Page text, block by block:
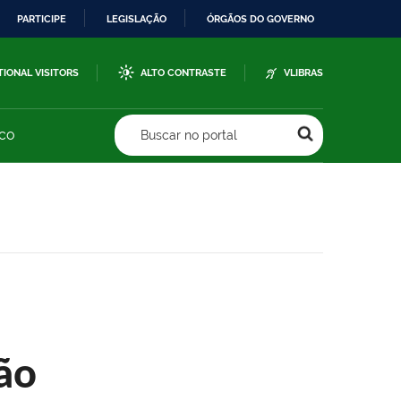
PARTICIPE LEGISLAÇÃO ÓRGÃOS DO GOVERNO
VISITORS ALTO CONTRASTE VLIBRAS
Buscar no portal